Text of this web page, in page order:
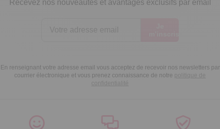
Recevez nos nouveautés et avantages exclusifs par email
En renseignant votre adresse email vous acceptez de recevoir nos newsletters par
courrier électronique et vous prenez connaissance de notre politique de
confidentialité